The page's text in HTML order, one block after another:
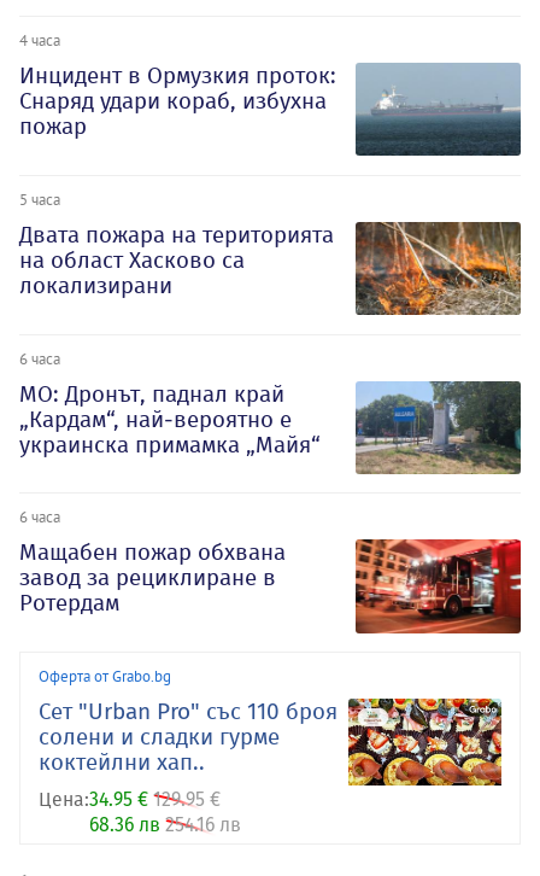
4 часа
Инцидент в Ормузкия проток:
Снаряд удари кораб, избухна
пожар
5 часа
Двата пожара на територията
на област Хасково са
локализирани
6 часа
МО: Дронът, паднал край
„Кардам“, най-вероятно е
украинска примамка „Майя“
6 часа
Мащабен пожар обхвана
завод за рециклиране в
Ротердам
Оферта от Grabo.bg
Сет "Urban Pro" със 110 броя
солени и сладки гурме
коктейлни хап..
Цена:34.95 € 129.95 €
68.36 лв 254.16 лв